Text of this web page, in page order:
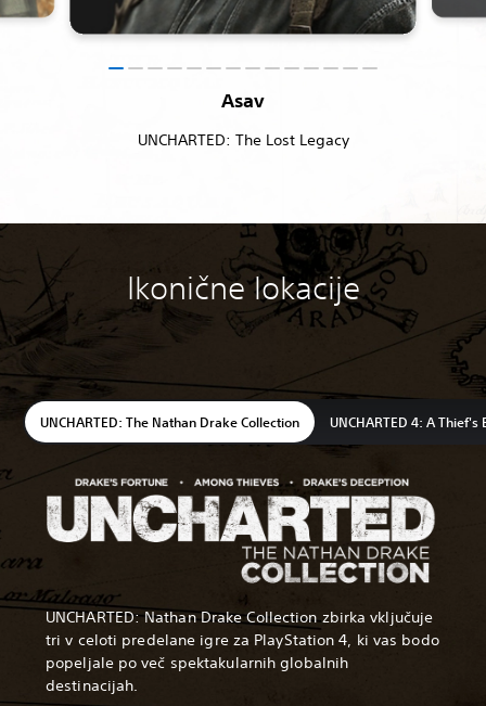
Asav
UNCHARTED: The Lost Legacy
Ikonične lokacije
UNCHARTED: The Nathan Drake Collection UNCHARTED 4: A Thief's
UNCHARTED: Nathan Drake Collection zbirka vključuje
tri v celoti predelane igre za PlayStation 4, ki vas bodo
popeljale po več spektakularnih globalnih
destinacijah.